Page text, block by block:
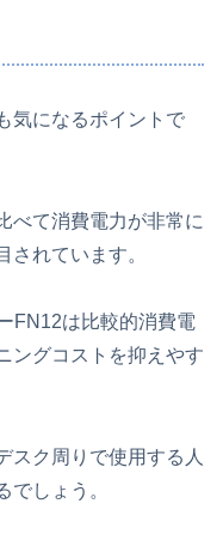
気になるポイントで
べて消費電力が非常に
されています。
FN12は比較的消費電
ングコストを抑えやす
スク周りで使用する人
でしょう。